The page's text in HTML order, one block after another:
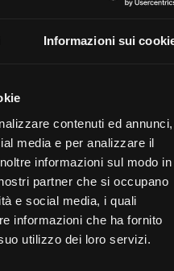
Informazioni sui
contenuti ed annunci,
media e per analizzare il
informazioni sul modo in
partner che si occupano
e social media, i quali
informazioni che ha fornito
utilizzo dei loro servizi.
in tempo reale i
gli sprechi e
redditività.
Solutions